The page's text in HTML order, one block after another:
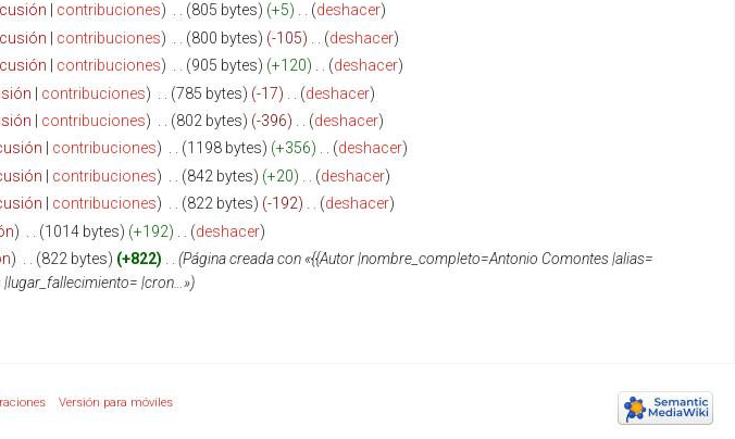
contribuciones 805 bytes +5
deshacer
contribuciones 800 bytes -105
deshacer
contribuciones 905 bytes +120
deshacer
contribuciones 785 bytes -17
deshacer
contribuciones 802 bytes -396
deshacer
contribuciones 1198 bytes +356
deshacer
contribuciones 842 bytes +20
deshacer
contribuciones 822 bytes -192
deshacer
1014 bytes +192
deshacer
822 bytes +822
Página creada con «{{Autor |nombre_completo=Antonio Comontes |alias=
|cron…»
Versión para móviles